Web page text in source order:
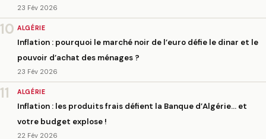
23 Fév 2026
10 ALGÉRIE
Inflation : pourquoi le marché noir de l’euro défie le dinar et le
pouvoir d’achat des ménages ?
23 Fév 2026
11 ALGÉRIE
Inflation : les produits frais défient la Banque d’Algérie… et
votre budget explose !
22 Fév 2026